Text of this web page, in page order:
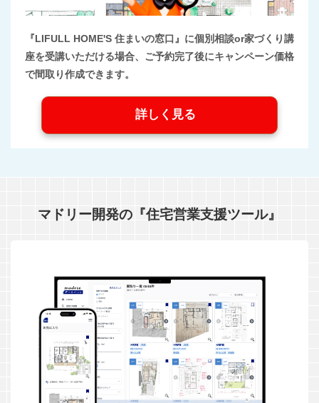
『LIFULL HOME'S 住まいの窓口』に個別相談or家づくり講
座を受講いただける場合、ご予約完了後にキャンペーン価格
で間取り作成できます。
詳しく見る
マドリー開発の『住宅営業支援ツール』